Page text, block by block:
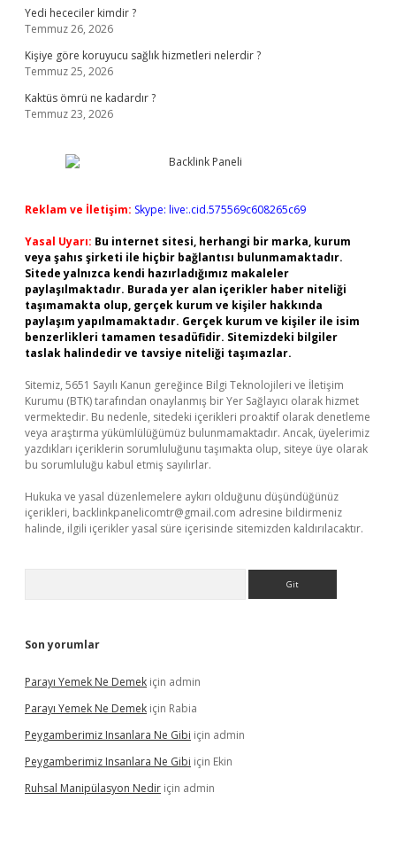
Yedi hececiler kimdir ?
Temmuz 26, 2026
Kişiye göre koruyucu sağlık hizmetleri nelerdir ?
Temmuz 25, 2026
Kaktüs ömrü ne kadardır ?
Temmuz 23, 2026
Reklam ve İletişim: Skype: live:.cid.575569c608265c69
Yasal Uyarı: Bu internet sitesi, herhangi bir marka, kurum
veya şahıs şirketi ile hiçbir bağlantısı bulunmamaktadır.
Sitede yalnızca kendi hazırladığımız makaleler
paylaşılmaktadır. Burada yer alan içerikler haber niteliği
taşımamakta olup, gerçek kurum ve kişiler hakkında
paylaşım yapılmamaktadır. Gerçek kurum ve kişiler ile isim
benzerlikleri tamamen tesadüfidir. Sitemizdeki bilgiler
taslak halindedir ve tavsiye niteliği taşımazlar.
Sitemiz, 5651 Sayılı Kanun gereğince Bilgi Teknolojileri ve İletişim
Kurumu (BTK) tarafından onaylanmış bir Yer Sağlayıcı olarak hizmet
vermektedir. Bu nedenle, sitedeki içerikleri proaktif olarak denetleme
veya araştırma yükümlülüğümüz bulunmamaktadır. Ancak, üyelerimiz
yazdıkları içeriklerin sorumluluğunu taşımakta olup, siteye üye olarak
bu sorumluluğu kabul etmiş sayılırlar.
Hukuka ve yasal düzenlemelere aykırı olduğunu düşündüğünüz
içerikleri, backlinkpanelicomtr@gmail.com adresine bildirmeniz
halinde, ilgili içerikler yasal süre içerisinde sitemizden kaldırılacaktır.
Son yorumlar
Parayı Yemek Ne Demek için admin
Parayı Yemek Ne Demek için Rabia
Peygamberimiz Insanlara Ne Gibi için admin
Peygamberimiz Insanlara Ne Gibi için Ekin
Ruhsal Manipülasyon Nedir için admin